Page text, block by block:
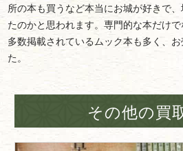
所の本も買うなど本当にお城が好きで
たのかと思われます。専門的な本だけ
多数掲載されているムック本も多く、
た。
その他の買